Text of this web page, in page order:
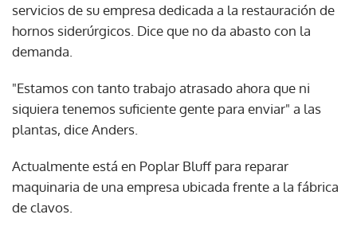
servicios de su empresa dedicada a la restauración de
hornos siderúrgicos. Dice que no da abasto con la
demanda.
"Estamos con tanto trabajo atrasado ahora que ni
siquiera tenemos suficiente gente para enviar" a las
plantas, dice Anders.
Actualmente está en Poplar Bluff para reparar
maquinaria de una empresa ubicada frente a la fábrica
de clavos.